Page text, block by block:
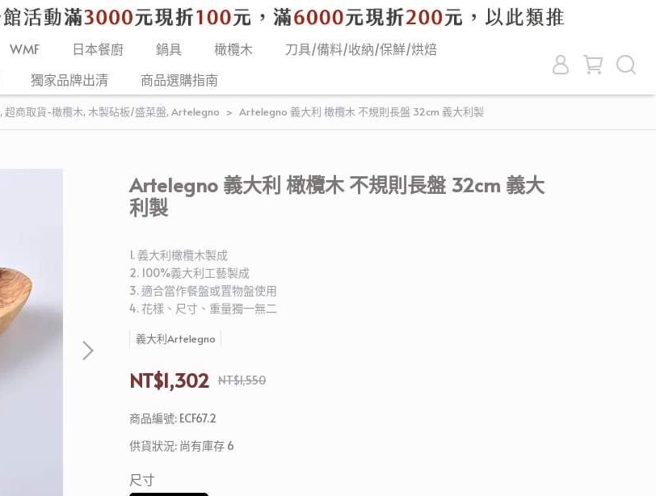
WMF 日本餐廚 鍋具 橄欖木
刀具/備料/收納/保鮮/烘焙
獨家品牌出清 商品選購指南
, 超商取貨-橄欖木, 木製砧板/盛菜盤, Artelegno Artelegno 義大利 橄欖木 不規則長盤 32cm 義大利製
Artelegno 義大利 橄欖木 不規則長盤 32cm 義大
利製
1. 義大利橄欖木製成
2. 100%義大利工藝製成
3. 適合當作餐盤或置物盤使用
4. 花樣、尺寸、重量獨一無二
義大利Artelegno
NT$1,302 NT$1,550
商品編號: ECF67.2
供貨狀況: 尚有庫存 6
尺寸